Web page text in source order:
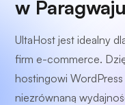
w Paragwaju
UltaHost jest idealny
firm e-commerce.
hostingowi
niezrównaną